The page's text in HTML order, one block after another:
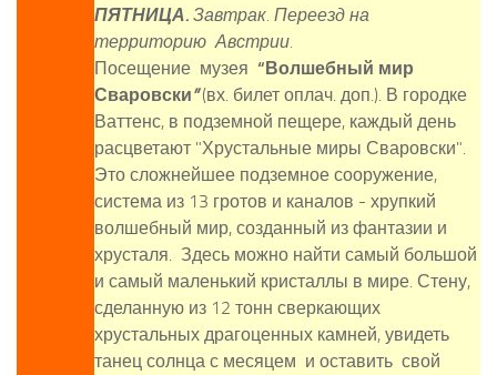
ПЯТНИЦА. Завтрак. Переезд на
территорию Австрии.
Посещение музея “Волшебный мир
Сваровски”(вх. билет оплач. доп.). В городке
Ваттенс, в подземной пещере, каждый день
расцветают "Хрустальные миры Сваровски".
Это сложнейшее подземное сооружение,
система из 13 гротов и каналов - хрупкий
волшебный мир, созданный из фантазии и
хрусталя. Здесь можно найти самый большой
и самый маленький кристаллы в мире. Стену,
сделанную из 12 тонн сверкающих
хрустальных драгоценных камней, увидеть
танец солнца с месяцем и оставить свой